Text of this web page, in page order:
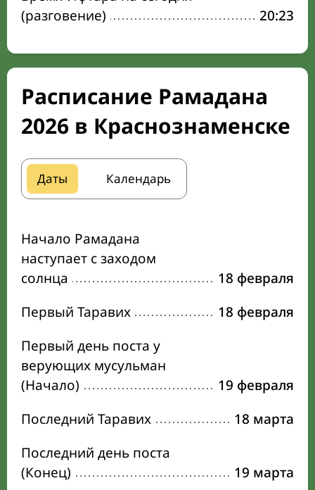
(разговение)
20:23
Расписание Рамадана
2026 в Краснознаменске
Даты Календарь
Начало Рамадана
наступает с заходом
солнца
18 февраля
Первый Таравих
18 февраля
Первый день поста у
верующих мусульман
(Начало)
19 февраля
Последний Таравих
18 марта
Последний день поста
(Конец)
19 марта